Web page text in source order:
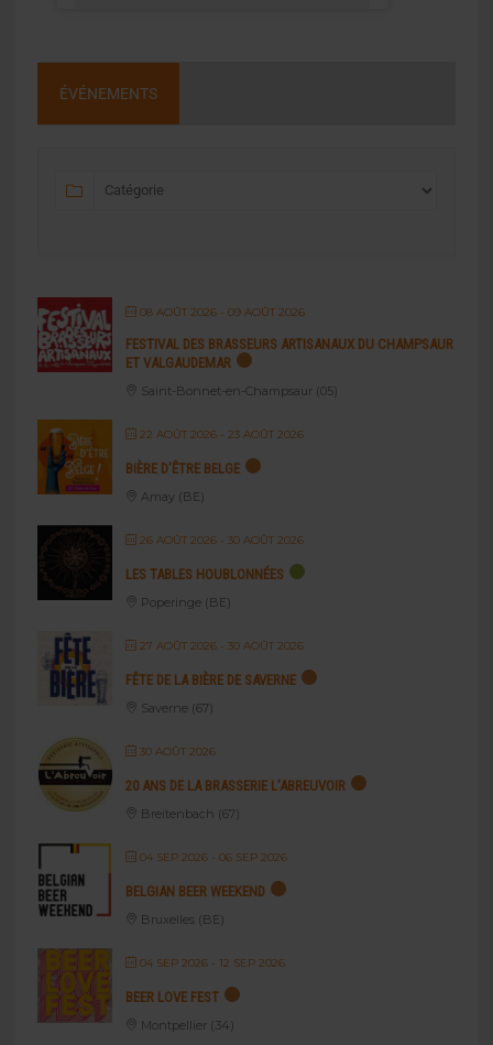
ÉVÉNEMENTS
08 AOÛT 2026- 09 AOÛT 2026
FESTIVAL DES BRASSEURS ARTISANAUX DU CHAMPSAUR
ET VALGAUDEMAR
Saint-Bonnet-en-Champsaur (05)
22 AOÛT 2026- 23 AOÛT 2026
BIÈRE D’ÊTRE BELGE
Amay (BE)
26 AOÛT 2026- 30 AOÛT 2026
LES TABLES HOUBLONNÉES
Poperinge (BE)
27 AOÛT 2026- 30 AOÛT 2026
FÊTE DE LA BIÈRE DE SAVERNE
Saverne (67)
30 AOÛT 2026
20 ANS DE LA BRASSERIE L’ABREUVOIR
Breitenbach (67)
04 SEP 2026- 06 SEP 2026
BELGIAN BEER WEEKEND
Bruxelles (BE)
04 SEP 2026- 12 SEP 2026
BEER LOVE FEST
Montpellier (34)